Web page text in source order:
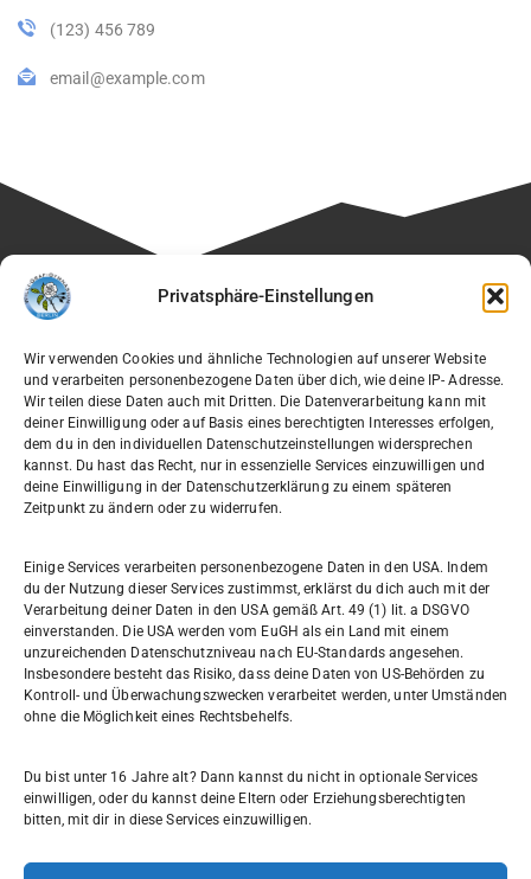
Privatsphäre-Einstellungen
Wir verwenden Cookies und ähnliche Technologien auf unserer Website
und verarbeiten personenbezogene Daten über dich, wie deine IP- Adresse.
Wir teilen diese Daten auch mit Dritten. Die Datenverarbeitung kann mit
deiner Einwilligung oder auf Basis eines berechtigten Interesses erfolgen,
dem du in den individuellen Datenschutzeinstellungen widersprechen
kannst. Du hast das Recht, nur in essenzielle Services einzuwilligen und
deine Einwilligung in der Datenschutzerklärung zu einem späteren
Zeitpunkt zu ändern oder zu widerrufen.
Einige Services verarbeiten personenbezogene Daten in den USA. Indem
du der Nutzung dieser Services zustimmst, erklärst du dich auch mit der
Verarbeitung deiner Daten in den USA gemäß Art. 49 (1) lit. a DSGVO
einverstanden. Die USA werden vom EuGH als ein Land mit einem
unzureichenden Datenschutzniveau nach EU-Standards angesehen.
Insbesondere besteht das Risiko, dass deine Daten von US-Behörden zu
Kontroll- und Überwachungszwecken verarbeitet werden, unter Umständen
ohne die Möglichkeit eines Rechtsbehelfs.
Du bist unter 16 Jahre alt? Dann kannst du nicht in optionale Services
einwilligen, oder du kannst deine Eltern oder Erziehungsberechtigten
bitten, mit dir in diese Services einzuwilligen.
(123) 456 789
email@example.com
Besuchen Sie auch die Seite unseres Fördervereins:
Willi-Graf-Gymnasium
Ostpreußendamm 166
12207 Berlin
030 7729004
030772057999
Schul- und Rechtsträger: Land Berlin
Sekretariat:
Verantwortlicher Website:
leinenbach@willi-graf-os.de